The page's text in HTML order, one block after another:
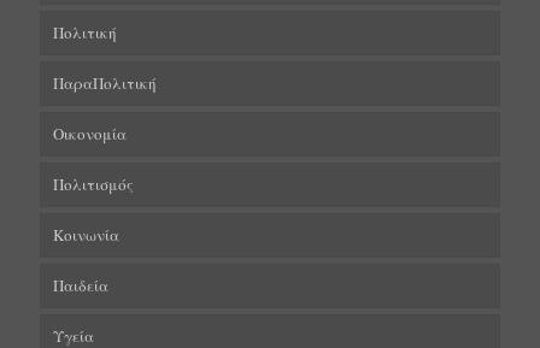
Πολιτική
ΠαραΠολιτική
Οικονομία
Πολιτισμός
Κοινωνία
Παιδεία
Υγεία